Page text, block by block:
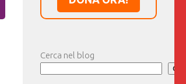
Cerca nel blog